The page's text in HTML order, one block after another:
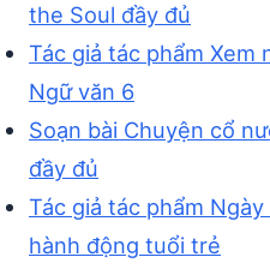
the Soul đầy đủ
Tác giả tác phẩm Xem
Ngữ văn 6
Soạn bài Chuyện cổ
đầy đủ
Tác giả tác phẩm
hành động tuổi trẻ